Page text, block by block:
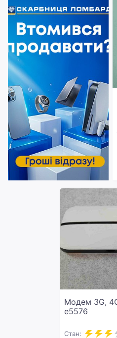
Модем 3G,
e5576
Стан: